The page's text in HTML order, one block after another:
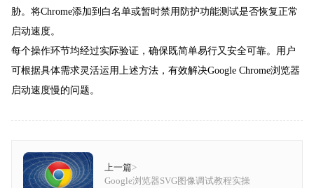
胁。将Chrome添加到白名单或暂时禁用防护功能测试是否恢复正常
启动速度。
每个操作环节均经过实际验证，确保既简单易行又安全可靠。用户
可根据具体需求灵活运用上述方法，有效解决Google Chrome浏览器
启动速度慢的问题。
上一篇>
Google浏览器SVG图像调试教程实操